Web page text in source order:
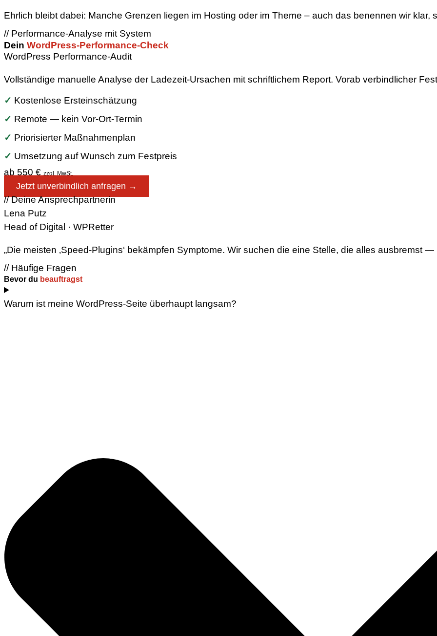
Ehrlich bleibt dabei: Manche Grenzen liegen im Hosting oder im Theme – auch das benennen wir klar,
// Performance-Analyse mit System
Dein WordPress-Performance-Check
WordPress Performance-Audit
Vollständige manuelle Analyse der Ladezeit-Ursachen mit schriftlichem Report. Vorab verbindlicher
✓ Kostenlose Ersteinschätzung
✓ Remote — kein Vor-Ort-Termin
✓ Priorisierter Maßnahmenplan
✓ Umsetzung auf Wunsch zum Festpreis
ab 550 € zzgl. MwSt.
Jetzt unverbindlich anfragen →
// Deine Ansprechpartnerin
Lena Putz
Head of Digital · WPRetter
„Die meisten ‚Speed-Plugins‘ bekämpfen Symptome. Wir suchen die eine Stelle, die alles ausbremst
// Häufige Fragen
Bevor du beauftragst
Warum ist meine WordPress-Seite überhaupt langsam?